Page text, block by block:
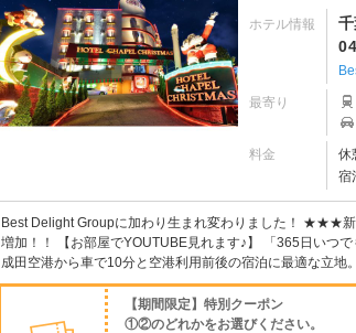
ホテル情報
最寄り
料金 休
宿
Best Delight Groupに加わり生まれ変わりました！ ★★★
増加！！ 【お部屋でYOUTUBE見れます♪】 「365日いつ
成田空港から車で10分と空港利用前後の宿泊に最適な立
【期間限定】特別クーポン
①②のどれかをお選びください。